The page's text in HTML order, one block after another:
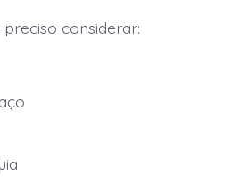
considerar: